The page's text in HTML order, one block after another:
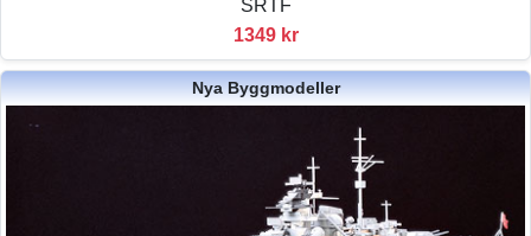
SRTF
1349 kr
Nya Byggmodeller